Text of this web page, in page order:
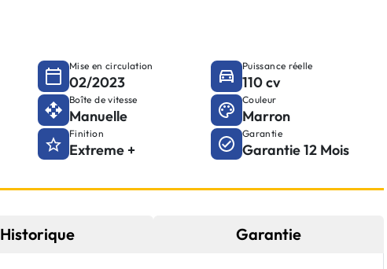
Mise en circulation
02/2023
Puissance réelle
110 cv
Boîte de vitesse
Manuelle
Couleur
Marron
Finition
Extreme +
Garantie
Garantie 12 Mois
Historique Garantie